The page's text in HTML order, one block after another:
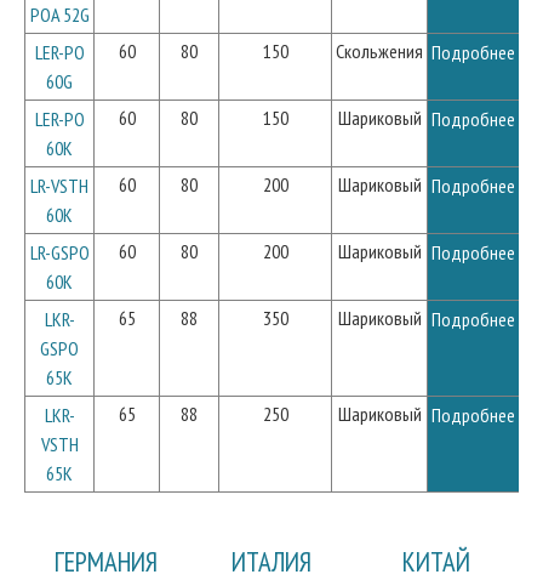
POA 52G
LER-PO
60G
60 80 150 Скольжения Подробнее
LER-PO
60K
60 80 150 Шариковый Подробнее
LR-VSTH
60K
60 80 200 Шариковый Подробнее
LR-GSPO
60K
60 80 200 Шариковый Подробнее
LKR-
GSPO
65K
65 88 350 Шариковый Подробнее
LKR-
VSTH
65K
65 88 250 Шариковый Подробнее
ГЕРМАНИЯ ИТАЛИЯ
КИТАЙ